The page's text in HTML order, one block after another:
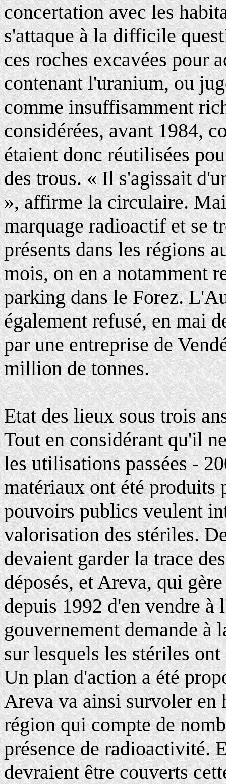
concertation avec les
s'attaque à la difficile
ces roches excavées pour
contenant l'uranium, ou
comme insuffisamment
considérées, avant 1984,
étaient donc réutilisées
des trous. « Il s'agissait
», affirme la circulaire.
marquage radioactif et se
présents dans les régions
mois, on en a notamment
parking dans le Forez.
également refusé, en mai
par une entreprise de
million de tonnes.
Etat des lieux sous trois
Tout en considérant qu'il
les utilisations passées -
matériaux ont été
pouvoirs publics veulent
valorisation des stériles.
devaient garder la trace
déposés, et Areva, qui
depuis 1992 d'en vendre
gouvernement demande à
sur lesquels les stériles ont
Un plan d'action a été
Areva va ainsi survoler
région qui compte de
présence de radioactivité.
devraient être couverts